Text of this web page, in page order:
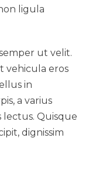
ligula
ut velit.
vehicula eros
in
a varius
lectus. Quisque
dignissim